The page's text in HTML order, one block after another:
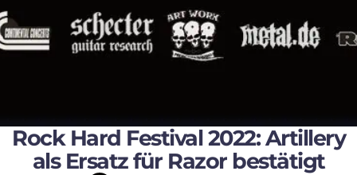
Rock Hard Festival 2022: Artillery
als Ersatz für Razor bestätigt